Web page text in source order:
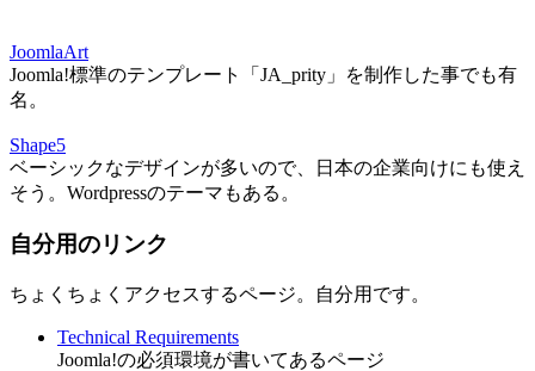
JoomlaArt
Joomla!標準のテンプレート「JA_prity」を制作した事でも有
名。
Shape5
ベーシックなデザインが多いので、日本の企業向けにも使え
そう。Wordpressのテーマもある。
自分用のリンク
ちょくちょくアクセスするページ。自分用です。
Technical Requirements
Joomla!の必須環境が書いてあるページ